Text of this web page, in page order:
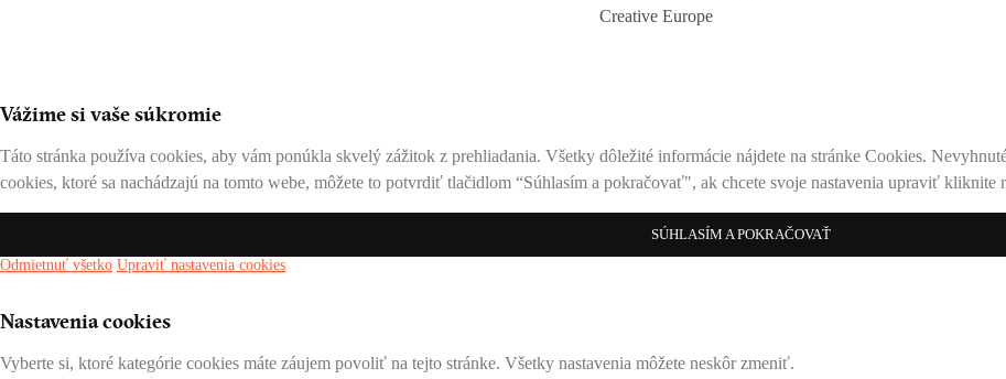
Creative Europe
Vážime si vaše súkromie
Táto stránka používa cookies, aby vám ponúkla skvelý zážitok z prehliadania. Všetky dôležité informácie nájdete na stránke Cookies.
cookies, ktoré sa nachádzajú na tomto webe, môžete to potvrdiť tlačidlom “Súhlasím a pokračovať", ak chcete svoje nastavenia upraviť
SÚHLASÍM A POKRAČOVAŤ
Odmietnuť všetko Upraviť nastavenia cookies
Nastavenia cookies
Vyberte si, ktoré kategórie cookies máte záujem povoliť na tejto stránke. Všetky nastavenia môžete neskôr zmeniť.